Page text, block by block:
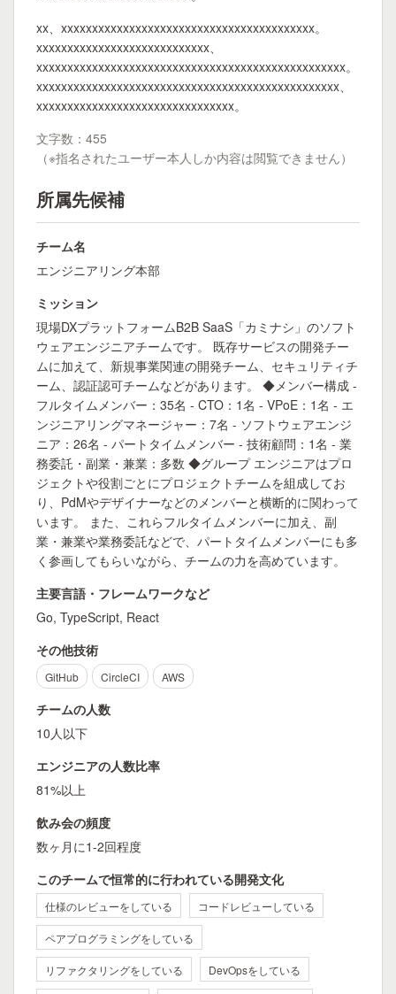
xx、xxxxxxxxxxxxxxxxxxxxxxxxxxxxxxxxxxxxxxxxx。
xxxxxxxxxxxxxxxxxxxxxxxxxxxx、
xxxxxxxxxxxxxxxxxxxxxxxxxxxxxxxxxxxxxxxxxxxxxxxxxx。
xxxxxxxxxxxxxxxxxxxxxxxxxxxxxxxxxxxxxxxxxxxxxxxxx、
xxxxxxxxxxxxxxxxxxxxxxxxxxxxxxxx。
文字数：455
（※指名されたユーザー本人しか内容は閲覧できません）
所属先候補
チーム名
エンジニアリング本部
ミッション
現場DXプラットフォームB2B SaaS「カミナシ」のソフト
ウェアエンジニアチームです。 既存サービスの開発チー
ムに加えて、新規事業関連の開発チーム、セキュリティチ
ーム、認証認可チームなどがあります。 ◆メンバー構成 -
フルタイムメンバー：35名 - CTO：1名 - VPoE：1名 - エ
ンジニアリングマネージャー：7名 - ソフトウェアエンジ
ニア：26名 - パートタイムメンバー - 技術顧問：1名 - 業
務委託・副業・兼業：多数 ◆グループ エンジニアはプロ
ジェクトや役割ごとにプロジェクトチームを組成してお
り、PdMやデザイナーなどのメンバーと横断的に関わって
います。 また、これらフルタイムメンバーに加え、副
業・兼業や業務委託などで、パートタイムメンバーにも多
く参画してもらいながら、チームの力を高めています。
主要言語・フレームワークなど
Go, TypeScript, React
その他技術
GitHub CircleCI AWS
チームの人数
10人以下
エンジニアの人数比率
81%以上
飲み会の頻度
数ヶ月に1-2回程度
このチームで恒常的に行われている開発文化
仕様のレビューをしている コードレビューしている
ペアプログラミングをしている
リファクタリングをしている DevOpsをしている